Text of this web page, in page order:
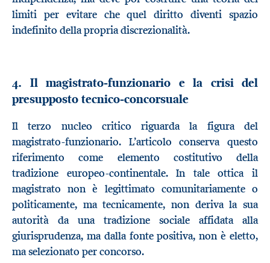
limiti per evitare che quel diritto diventi spazio
indefinito della propria discrezionalità.
4. Il magistrato-funzionario e la crisi del
presupposto tecnico-concorsuale
Il terzo nucleo critico riguarda la figura del
magistrato-funzionario. L’articolo conserva questo
riferimento come elemento costitutivo della
tradizione europeo-continentale. In tale ottica il
magistrato non è legittimato comunitariamente o
politicamente, ma tecnicamente, non deriva la sua
autorità da una tradizione sociale affidata alla
giurisprudenza, ma dalla fonte positiva, non è eletto,
ma selezionato per concorso.